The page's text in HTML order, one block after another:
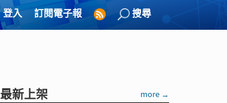
登入 訂閱電子報 搜尋
最新上架 more →